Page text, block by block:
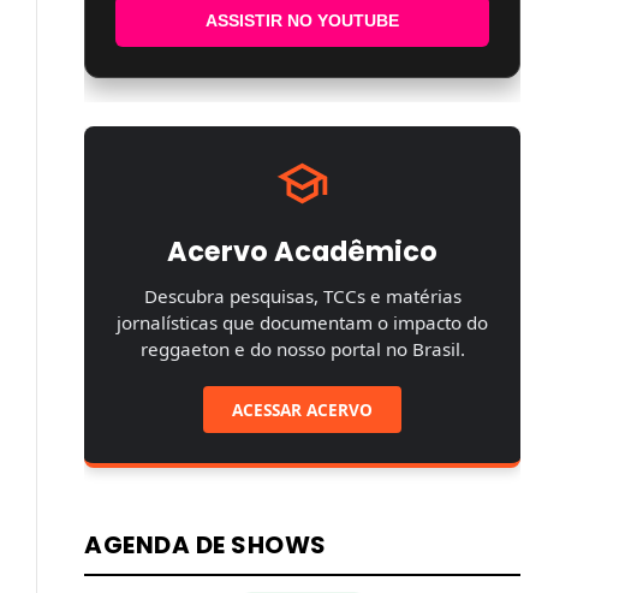
ASSISTIR NO YOUTUBE
Acervo Acadêmico
Descubra pesquisas, TCCs e matérias
jornalísticas que documentam o impacto do
reggaeton e do nosso portal no Brasil.
ACESSAR ACERVO
AGENDA DE SHOWS